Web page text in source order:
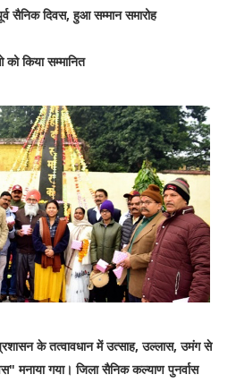
सैनिक दिवस, हुआ सम्मान समारोह
किया सम्मानित
के तत्वावधान में उत्साह, उल्लास, उमंग से
मनाया गया। जिला सैनिक कल्याण पुनर्वास